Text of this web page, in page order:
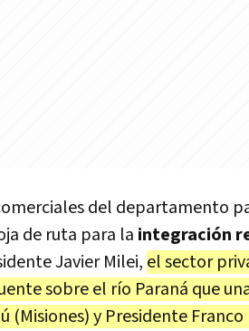
del departamento
de ruta para la integración
Javier Milei, el sector
sobre el río Paraná que
(Misiones) y Presidente Franco